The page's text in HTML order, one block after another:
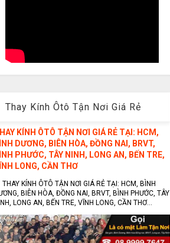
Thay Kính Ôtô Tận Nơi Giá Rẻ
KÍNH ÔTÔ TẬN NƠI GIÁ RẺ TẠI: HCM,
DƯƠNG, BIÊN HÒA, ĐỒNG NAI, BRVT,
PHƯỚC, TÂY NINH, LONG AN, BẾN TRE,
LONG, CẦN THƠ
KÍNH ÔTÔ TẬN NƠI GIÁ RẺ TẠI: HCM, BÌNH
BIÊN HÒA, ĐỒNG NAI, BRVT, BÌNH PHƯỚC, TÂY
LONG AN, BẾN TRE, VĨNH LONG, CẦN THƠ...